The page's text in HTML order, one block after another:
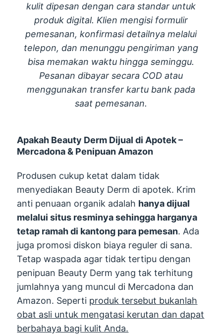
kulit dipesan dengan cara standar untuk
produk digital. Klien mengisi formulir
pemesanan, konfirmasi detailnya melalui
telepon, dan menunggu pengiriman yang
bisa memakan waktu hingga seminggu.
Pesanan dibayar secara COD atau
menggunakan transfer kartu bank pada
saat pemesanan.
Apakah Beauty Derm Dijual di Apotek –
Mercadona & Penipuan Amazon
Produsen cukup ketat dalam tidak
menyediakan Beauty Derm di apotek. Krim
anti penuaan organik adalah hanya dijual
melalui situs resminya sehingga harganya
tetap ramah di kantong para pemesan. Ada
juga promosi diskon biaya reguler di sana.
Tetap waspada agar tidak tertipu dengan
penipuan Beauty Derm yang tak terhitung
jumlahnya yang muncul di Mercadona dan
Amazon. Seperti produk tersebut bukanlah
obat asli untuk mengatasi kerutan dan dapat
berbahaya bagi kulit Anda.